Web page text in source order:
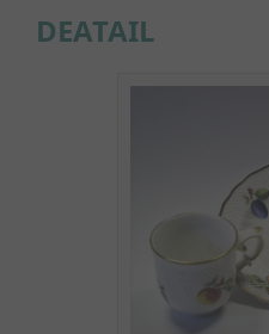
DEATAIL